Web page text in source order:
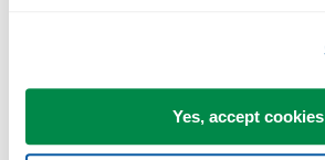
Yes, accept cookies